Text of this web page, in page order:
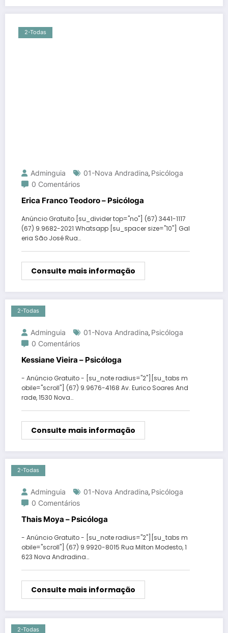
2-Todas
Adminguia 01-Nova Andradina, Psicóloga
0 Comentários
Erica Franco Teodoro – Psicóloga
Anúncio Gratuito [su_divider top="no"] (67) 3441-1117
(67) 9.9682-2021 Whatsapp [su_spacer size="10"] Gal
eria São José Rua…
Consulte mais informação
2-Todas
Adminguia 01-Nova Andradina, Psicóloga
0 Comentários
Kessiane Vieira – Psicóloga
- Anúncio Gratuito - [su_note radius="2"][su_tabs m
obile="scroll"] (67) 9.9676-4168 Av. Eurico Soares And
rade, 1530 Nova…
Consulte mais informação
2-Todas
Adminguia 01-Nova Andradina, Psicóloga
0 Comentários
Thais Moya – Psicóloga
- Anúncio Gratuito - [su_note radius="2"][su_tabs m
obile="scroll"] (67) 9.9920-8015 Rua Milton Modesto, 1
623 Nova Andradina…
Consulte mais informação
2-Todas